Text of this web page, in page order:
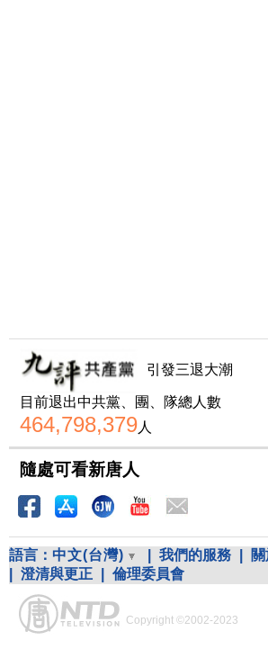
引發三退大潮
目前退出中共黨、團、隊總人數
464,798,379人
隨處可看新唐人
語言： 中文(台灣) 我們的服務
澄清與更正 倫理委員會
Copyright ©2002-2023